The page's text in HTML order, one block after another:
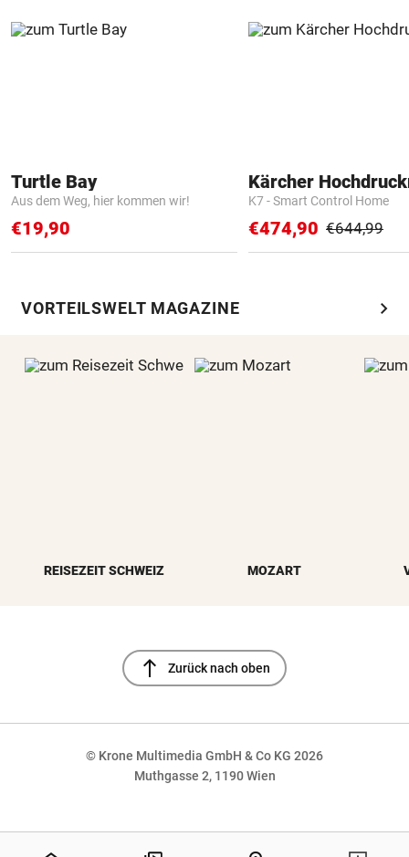
Turtle Bay
Aus dem Weg, hier kommen wir!
€19,90
Kärcher
K7 - Smart Control Home
€474,90 €644,99
VORTEILSWELT MAGAZINE chevron_right
REISEZEIT SCHWEIZ MOZART
north Zurück nach oben
© Krone Multimedia GmbH & Co KG 2026
Muthgasse 2, 1190 Wien
NaN%